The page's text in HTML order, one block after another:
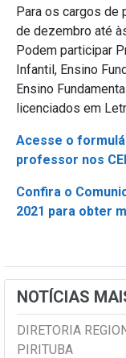
Para os cargos de
de dezembro até
Podem participar
Infantil, Ensino
Ensino
licenciados em
Acesse o
professor nos
Confira o
2021 para obter
NOTÍCIAS
DIRETORIA
PIRITUBA